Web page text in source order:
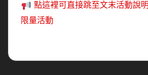
點這裡可直接跳至文末活動說
限量活動